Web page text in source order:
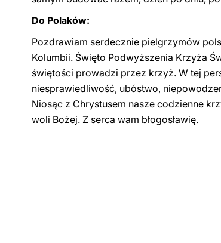
Do Polaków:
Pozdrawiam serdecznie pielgrzymów
Kolumbii. Święto Podwyższenia Krzyża
świętości prowadzi przez krzyż. W tej
niesprawiedliwość, ubóstwo,
Niosąc z Chrystusem nasze codzienne
woli Bożej. Z serca wam błogosławię.